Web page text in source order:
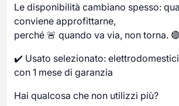
Le disponibilità cambiano spesso:
conviene approfittarne,
perché 🚨 quando va via, non torna. 🔴
✔️ Usato selezionato:
con 1 mese di garanzia
Hai qualcosa che non utilizzi più?